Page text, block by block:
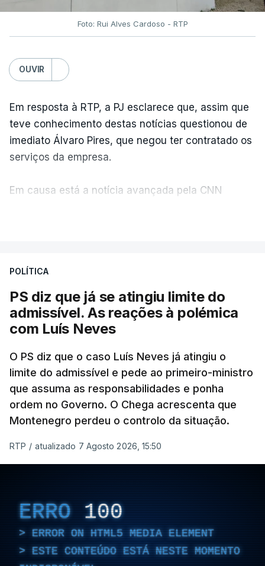
Foto: Rui Alves Cardoso - RTP
OUVIR
Em resposta à RTP, a PJ esclarece que, assim que
teve conhecimento destas notícias questionou de
imediato Álvaro Pires, que negou ter contratado os
serviços da empresa.
Em causa está a notícia avançada pela CNN
abertura de qualquer processo disciplinar, por não
ter qualquer elemento que indicie a realização
dessas obras.
Empreiteiro da
Construbarcelos também
fez obras na casa do diretor
financeiro da PJ
atualizado 7 Agosto 2026, 14:25
também trabalhou para o
diretor financeiro da PJ
atualizado 7 Agosto 2026, 14:26
POLÍTICA
PS diz que já se atingiu limite do
admissível. As reações à polémica
com Luís Neves
O PS diz que o caso Luís Neves já atingiu o
limite do admissível e pede ao primeiro-ministro
que assuma as responsabilidades e ponha
ordem no Governo. O Chega acrescenta que
Montenegro perdeu o controlo da situação.
RTP / atualizado 7 Agosto 2026, 15:50
ERRO 100
ERROR ON HTML5 MEDIA ELEMENT
ESTE CONTEÚDO ESTÁ NESTE MOMENTO